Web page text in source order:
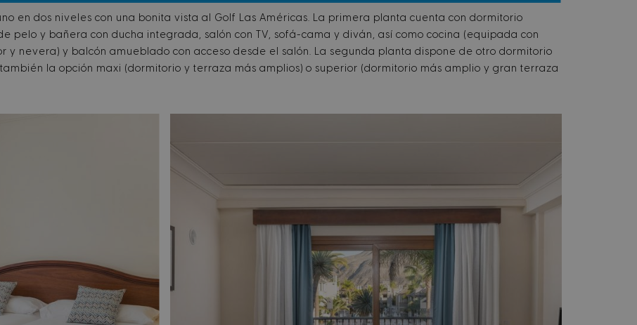
en dos niveles con una bonita vista al Golf Las Américas. La primera planta cuenta con dormitorio
pelo y bañera con ducha integrada, salón con TV, sofá-cama y diván, así como cocina (equipada con
nevera) y balcón amueblado con acceso desde el salón. La segunda planta dispone de otro dormitorio
la opción maxi (dormitorio y terraza más amplios) o superior (dormitorio más amplio y gran terraza